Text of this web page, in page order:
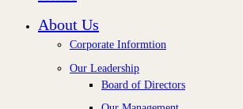
About Us
Corporate Informtion
Our Leadership
Board of Directors